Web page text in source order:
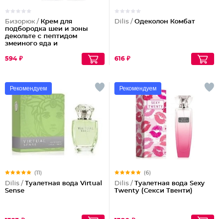
Бизорюк / Крем для
подбородка шеи и зоны
декольте с пептидом
змеиного яда и
594 ₽
Dilis / Одеколон Комбат
616 ₽
Рекомендуем
(11)
Dilis / Туалетная вода Virtual
Sense
Рекомендуем
(6)
Dilis / Туалетная вода Sexy
Twenty (Секси Твенти)